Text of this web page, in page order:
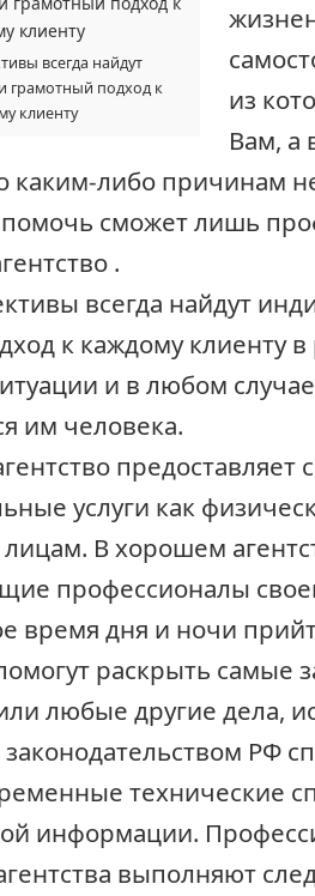
всегда найдут
грамотный подход к
клиенту
из
Вам, а
каким-либо причинам
помочь сможет лишь
.
всегда найдут
к каждому клиенту
и в любом
им человека.
предоставляет
услуги как
В хорошем
профессионалы
время дня и ночи
раскрыть самые
любые другие дела,
РФ
технические
информации.
выполняют